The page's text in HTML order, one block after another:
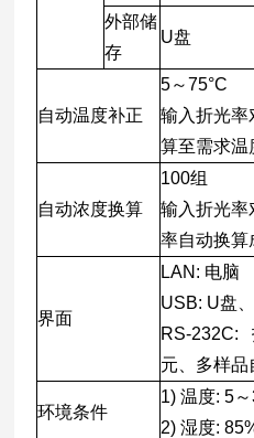
外部储
存
U盘
自动温度补正
5～75°C
输入折光率
算至需求
自动浓度换算
100组
输入折光率
率自动换算
界面
LAN: 电脑
USB: U盘
RS-232C:
元、多样品
环境条件
1) 温度: 5～
2) 湿度: